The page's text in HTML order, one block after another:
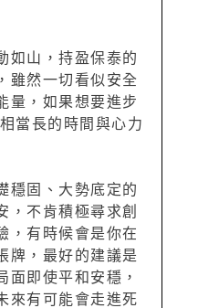
如山，持盈保泰的
雖然一切看似安全
量，如果想要進步
當長的時間與心力
穩固、大勢底定的
，不肯積極尋求創
，有時候會是你在
牌，最好的建議是
面即使平和安穩，
來有可能會走進死